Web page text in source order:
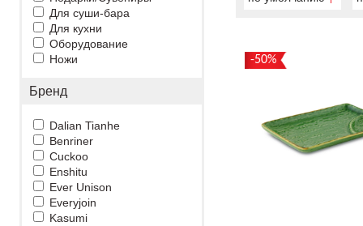
Для суши-бара
Для кухни
Оборудование
Ножи
Бренд
Dalian Tianhe
Benriner
Cuckoo
Enshitu
Ever Unison
Everyjoin
Kasumi
-50%